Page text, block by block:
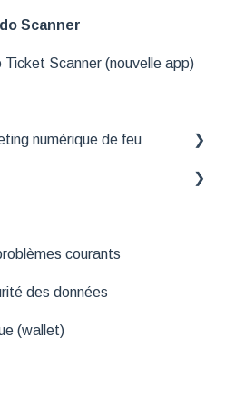
Scanner
Scanner (nouvelle app)
numérique de feu
de Turbine
courants
des données
(wallet)